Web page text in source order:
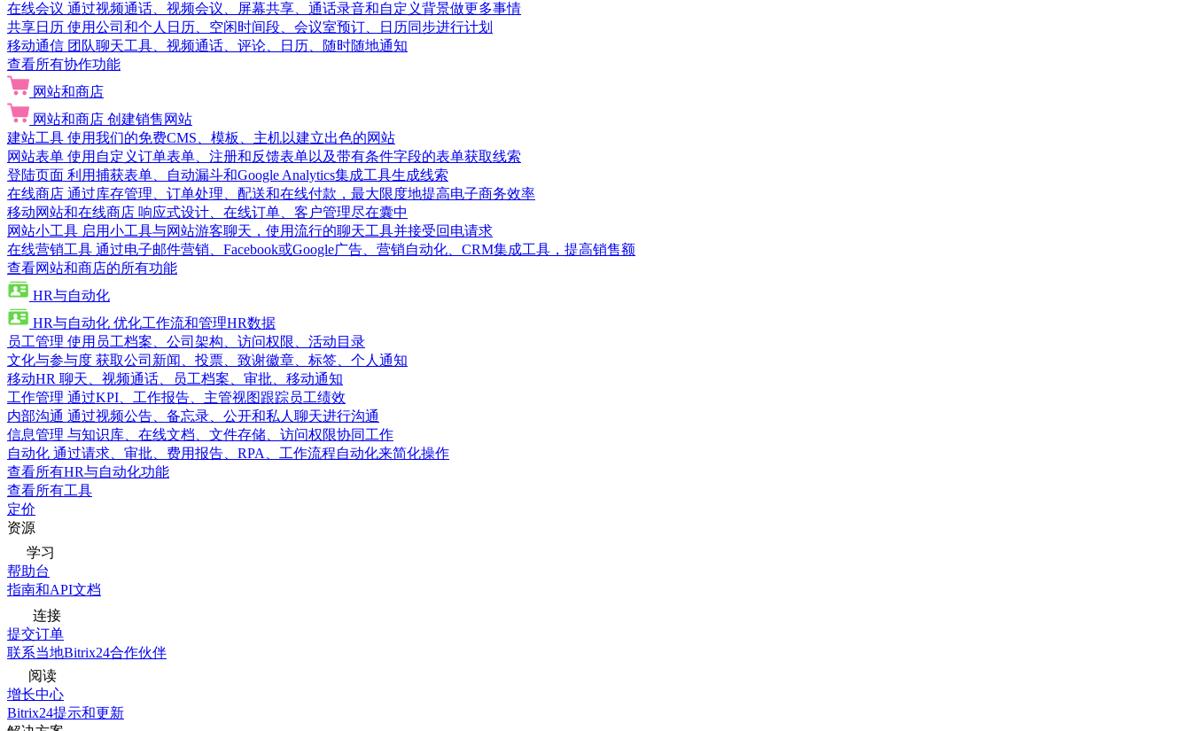
在线会议 通过视频通话、视频会议、屏幕共享、通话录音和自定义背景做更多事情
共享日历 使用公司和个人日历、空闲时间段、会议室预订、日历同步进行计划
移动通信 团队聊天工具、视频通话、评论、日历、随时随地通知
查看所有协作功能
网站和商店
网站和商店 创建销售网站
建站工具 使用我们的免费CMS、模板、主机以建立出色的网站
网站表单 使用自定义订单表单、注册和反馈表单以及带有条件字段的表单获取线索
登陆页面 利用捕获表单、自动漏斗和Google Analytics集成工具生成线索
在线商店 通过库存管理、订单处理、配送和在线付款，最大限度地提高电子商务效率
移动网站和在线商店 响应式设计、在线订单、客户管理尽在囊中
网站小工具 启用小工具与网站游客聊天，使用流行的聊天工具并接受回电请求
在线营销工具 通过电子邮件营销、Facebook或Google广告、营销自动化、CRM集成工具，提高销售额
查看网站和商店的所有功能
HR与自动化
HR与自动化 优化工作流和管理HR数据
员工管理 使用员工档案、公司架构、访问权限、活动目录
文化与参与度 获取公司新闻、投票、致谢徽章、标签、个人通知
移动HR 聊天、视频通话、员工档案、审批、移动通知
工作管理 通过KPI、工作报告、主管视图跟踪员工绩效
内部沟通 通过视频公告、备忘录、公开和私人聊天进行沟通
信息管理 与知识库、在线文档、文件存储、访问权限协同工作
自动化 通过请求、审批、费用报告、RPA、工作流程自动化来简化操作
查看所有HR与自动化功能
查看所有工具
定价
资源
学习
帮助台
指南和API文档
连接
提交订单
联系当地Bitrix24合作伙伴
阅读
增长中心
Bitrix24提示和更新